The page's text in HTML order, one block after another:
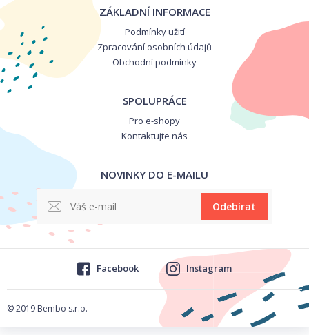
ZÁKLADNÍ INFORMACE
Podmínky užití
Zpracování osobních údajů
Obchodní podmínky
SPOLUPRÁCE
Pro e-shopy
Kontaktujte nás
NOVINKY DO E-MAILU
Odebírat
© 2019 Bembo s.r.o.
Facebook Instagram